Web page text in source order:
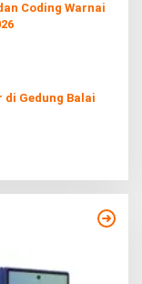
Coding Warnai
di Gedung Balai